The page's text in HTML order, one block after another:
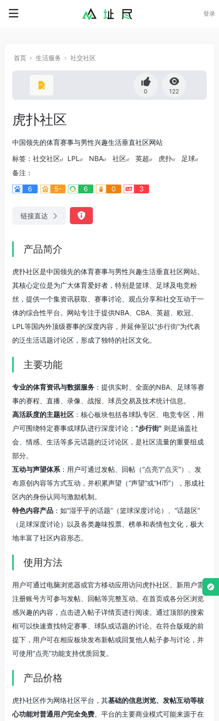
登录
首页 生活服务 社交社区
0 122
虎扑社区
中国领先的体育赛事与男性兴趣生活垂直社区网站
标签： 社交社区 LPL NBA 社区 英超 虎扑
足球
备注：
6
5- 6 0 3
链接直达
产品简介
虎扑社区是中国领先的体育赛事与男性兴趣生活垂直社区网站。
其核心定位是为广大体育爱好者，特别是篮球、足球及电竞粉
丝，提供一个集资讯获取、赛事讨论、观点分享和社交互动于一
体的综合性平台。网站专注于提供NBA、CBA、英超、欧冠、
LPL等国内外顶级赛事的深度内容，并延伸至以“步行街”为代表
的泛生活话题讨论区，形成了独特的社区文化。
主要功能
专业的体育资讯与数据服务 ：提供实时、全面的NBA、足球等赛
事的赛程、直播、录像、战报、球员交易及技术统计信息。
高活跃度的主题社区 ：核心板块包括各球队专区、电竞专区，用
户可围绕特定赛事或球队进行深度讨论； “步行街” 则是涵盖社
会、情感、生活等多元话题的泛讨论区，是社区流量的重要组成
部分。
互动与声望体系 ：用户可通过发帖、回帖（“点亮”/“点灭”）、发
布原创内容等方式互动，并积累声望（“声望”或“H币”），形成社
区内的身份认同与激励机制。
特色内容产品 ：如“湿乎乎的话题”（篮球深度讨论）、“话题区”
（足球深度讨论）以及各类趣味投票、榜单和表情包文化，极大
地丰富了社区内容形态。
使用方法
用户可通过电脑浏览器或官方移动应用访问虎扑社区。新用户需
注册账号方可参与发帖、回帖等完整互动。在首页或各分区浏览
感兴趣的内容，点击进入帖子详情页进行阅读。通过顶部的搜索
框可以快速查找特定赛事、球队或话题的讨论。在符合版规的前
提下，用户可在相应板块发布新帖或回复他人帖子参与讨论，并
可使用“点亮”功能支持优质回复。
产品价格
虎扑社区作为网络社区平台，其基础的信息浏览、发帖互动等核
心功能对普通用户完全免费。平台的主要商业模式可能来源于在